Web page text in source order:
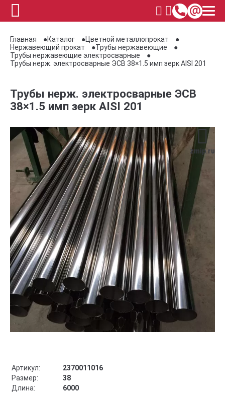
Главная Каталог
Цветной металлопрокат
Нержавеющий прокат
Трубы нержавеющие
Трубы нержавеющие электросварные
Трубы нерж. электросварные ЭСВ 38×1.5 имп зерк AISI 201
Трубы нерж. электросварные ЭСВ
38×1.5 имп зерк AISI 201
zmip.ru
Артикул:
2370011016
Размер:
38
Длина:
6000